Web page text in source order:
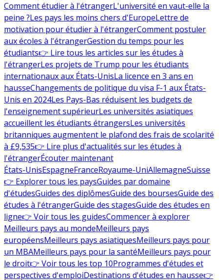
Comment étudier à l'étrangerL'université en vaut-elle la
peine ?Les pays les moins chers d'EuropeLettre de
motivation pour étudier à l'étrangerComment postuler
aux écoles à l'étrangerGestion du temps pour les
étudiants👉 Lire tous les articles sur les études à
l'étrangerLes projets de Trump pour les étudiants
internationaux aux États-UnisLa licence en 3 ans en
hausseChangements de politique du visa F-1 aux États-
Unis en 2024Les Pays-Bas réduisent les budgets de
l'enseignement supérieurLes universités asiatiques
accueillent les étudiants étrangersLes universités
britanniques augmentent le plafond des frais de scolarité
à £9,535👉 Lire plus d'actualités sur les études à
l'étrangerÉcouter maintenant
États-UnisEspagneFranceRoyaume-UniAllemagneSuisse
👉 Explorer tous les paysGuides par domaine
d'étudesGuides des diplômesGuide des boursesGuide des
études à l'étrangerGuide des stagesGuide des études en
ligne👉 Voir tous les guidesCommencer à explorer
Meilleurs pays au mondeMeilleurs pays
européensMeilleurs pays asiatiquesMeilleurs pays pour
un MBAMeilleurs pays pour la santéMeilleurs pays pour
le droit👉 Voir tous les top 10Programmes d'études et
perspectives d'emploiDestinations d'études en hausse👉